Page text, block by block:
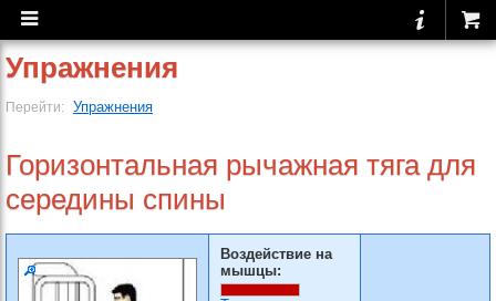
Упражнения
Перейти: Упражнения
Горизонтальная рычажная тяга для
середины спины
Воздействие на
мышцы: